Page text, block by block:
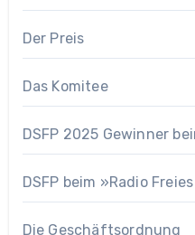
Der Preis
Das Komitee
DSFP 2025 Gewinner
DSFP beim »Radio
Die Geschäftsordnung